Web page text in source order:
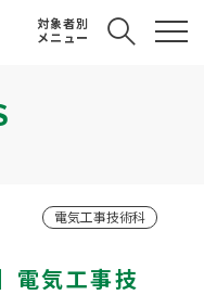
対象者別
メニュー
電気工事技術科
電気工事技